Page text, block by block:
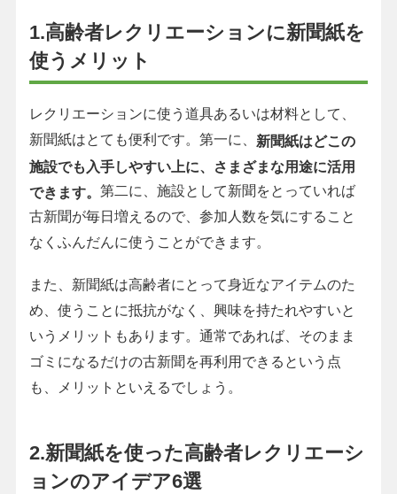
1.高齢者レクリエーションに新聞紙を
使うメリット
レクリエーションに使う道具あるいは材料として、
新聞紙はとても便利です。第一に、 新聞紙はどこの
施設でも入手しやすい上に、さまざまな用途に活用
できます。 第二に、施設として新聞をとっていれば
古新聞が毎日増えるので、参加人数を気にすること
なくふんだんに使うことができます。
また、新聞紙は高齢者にとって身近なアイテムのた
め、使うことに抵抗がなく、興味を持たれやすいと
いうメリットもあります。通常であれば、そのまま
ゴミになるだけの古新聞を再利用できるという点
も、メリットといえるでしょう。
2.新聞紙を使った高齢者レクリエーシ
ョンのアイデア6選